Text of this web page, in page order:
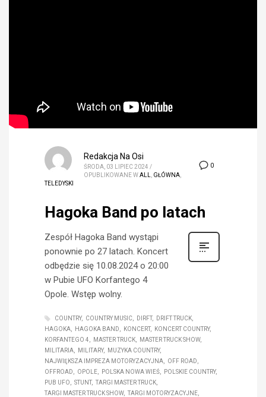
0
Redakcja Na Osi
ŚRODA, 03 LIPIEC 2024 /
OPUBLIKOWANE WALL GŁÓWNA
TELEDYSKI
Hagoka Band po latach
Zespół Hagoka Band wystąpi
ponownie po 27 latach. Koncert
odbędzie się 10.08.2024 o 20:00
w Pubie UFO Korfantego 4
Opole. Wstęp wolny.
COUNTRY COUNTRY MUSIC DIRFT
DRIFT TRUCK
HAGOKA
HAGOKA BAND KONCERT
KONCERT COUNTRY
KORFANTEGO 4
MASTER TRUCK
MASTER TRUCK SHOW
MILITARIA
MILITARY
MUZYKA COUNTRY
NAJWIĘKSZA IMPREZA MOTORYZACYJNA
OFF ROAD
OFFROAD
OPOLE POLSKA NOWA WIEŚ
POLSKIE COUNTRY
PUB UFO
STUNT
TARGI MASTER TRUCK
TARGI MASTER TRUCK SHOW
TARGI MOTORYZACYJNE